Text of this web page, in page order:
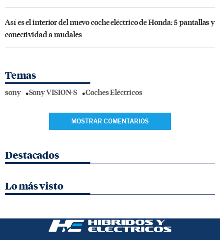
Así es el interior del nuevo coche eléctrico de Honda: 5 pantallas y
conectividad a raudales
Temas
sony Sony VISION-S Coches Eléctricos
MOSTRAR COMENTARIOS
Destacados
Lo más visto